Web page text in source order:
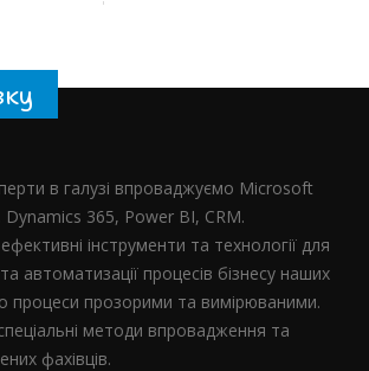
в галузі впроваджуємо Microsoft
365, Power BI, CRM.
інструменти та технології для
автоматизації процесів бізнесу наших
процеси прозорими та вимірюваними.
методи впровадження та
фахівців.